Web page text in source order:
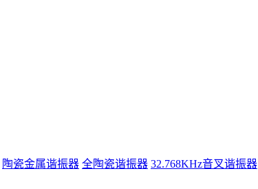
陶瓷金属谐振器 全陶瓷谐振器 32.768KHz音叉谐振器